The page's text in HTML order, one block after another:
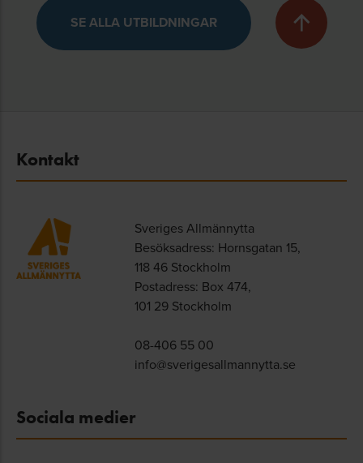
SE ALLA UTBILDNINGAR
Kontakt
Sveriges Allmännytta
Besöksadress: Hornsgatan 15,
118 46 Stockholm
Postadress: Box 474,
101 29 Stockholm
08-406 55 00
info@sverigesallmannytta.se
Sociala medier